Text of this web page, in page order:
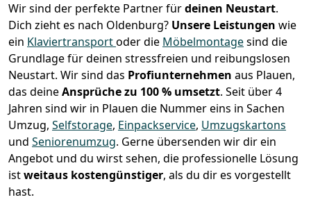
Wir sind der perfekte Partner fürdeinen Neustart.
Dich zieht es nach Oldenburg? Unsere Leistungen wie
ein Klaviertransportoder die Möbelmontagesind die
Grundlage für deinen stressfreien und reibungslosen
Neustart. Wir sind das Profiunternehmen aus Plauen,
das deineAnsprüche zu 100 % umsetzt. Seit über 4
Jahren sind wir in Plauen die Nummer eins in Sachen
Umzug, Selfstorage, Einpackservice, Umzugskartons
und Seniorenumzug. Gerne übersenden wir dir ein
Angebot und du wirst sehen, die professionelle Lösung
istweitaus kostengünstiger, als du dir es vorgestellt
hast.